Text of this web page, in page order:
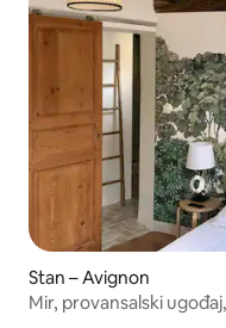
Stan – Avignon
Mir, provansalski